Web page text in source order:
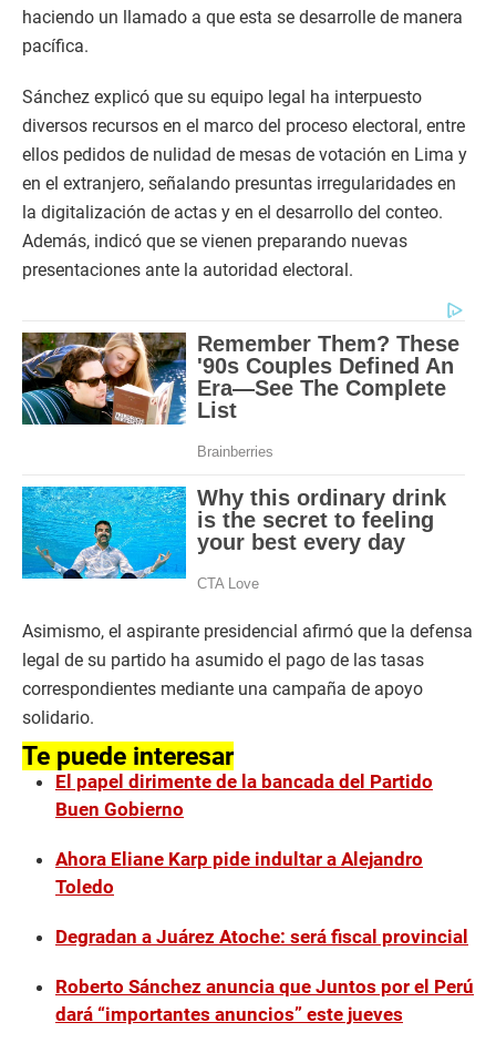
haciendo un llamado a que esta se desarrolle de manera
pacífica.
Sánchez explicó que su equipo legal ha interpuesto
diversos recursos en el marco del proceso electoral, entre
ellos pedidos de nulidad de mesas de votación en Lima y
en el extranjero, señalando presuntas irregularidades en
la digitalización de actas y en el desarrollo del conteo.
Además, indicó que se vienen preparando nuevas
presentaciones ante la autoridad electoral.
Asimismo, el aspirante presidencial afirmó que la defensa
legal de su partido ha asumido el pago de las tasas
correspondientes mediante una campaña de apoyo
solidario.
Te puede interesar
El papel dirimente de la bancada del Partido
Buen Gobierno
Ahora Eliane Karp pide indultar a Alejandro
Toledo
Degradan a Juárez Atoche: será fiscal provincial
Roberto Sánchez anuncia que Juntos por el Perú
dará “importantes anuncios” este jueves